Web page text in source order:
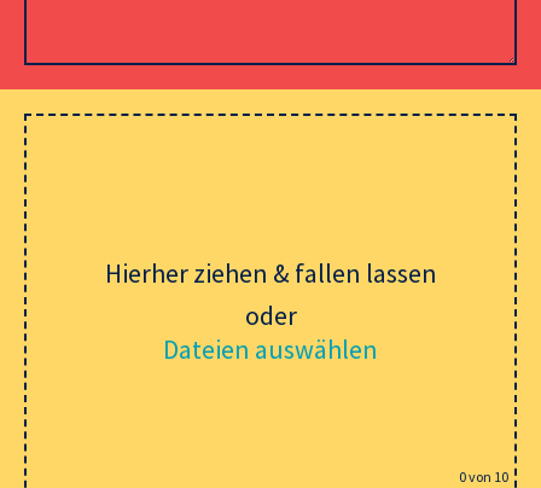
Hierher ziehen & fallen lassen
oder
Dateien auswählen
0von 10